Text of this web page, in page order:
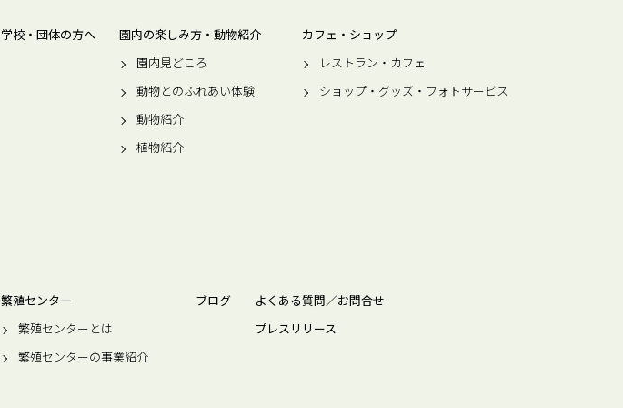
学校・団体の方へ
園内の楽しみ方・動物紹介
園内見どころ
動物とのふれあい体験
動物紹介
植物紹介
カフェ・ショップ
レストラン・カフェ
ショップ・グッズ・フォトサービス
繁殖センター
繁殖センターとは
繁殖センターの事業紹介
ブログ
よくある質問／お問合せ
プレスリリース